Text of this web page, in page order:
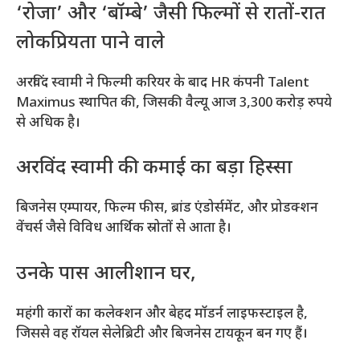
‘रोजा’ और ‘बॉम्बे’ जैसी फिल्मों से रातों-रात
लोकप्रियता पाने वाले
अरविंद स्वामी ने फिल्मी करियर के बाद HR कंपनी Talent
Maximus स्थापित की, जिसकी वैल्यू आज 3,300 करोड़ रुपये
से अधिक है।
अरविंद स्वामी की कमाई का बड़ा हिस्सा
बिजनेस एम्पायर, फिल्म फीस, ब्रांड एंडोर्समेंट, और प्रोडक्शन
वेंचर्स जैसे विविध आर्थिक स्रोतों से आता है।
उनके पास आलीशान घर,
महंगी कारों का कलेक्शन और बेहद मॉडर्न लाइफस्टाइल है,
जिससे वह रॉयल सेलेब्रिटी और बिजनेस टायकून बन गए हैं।